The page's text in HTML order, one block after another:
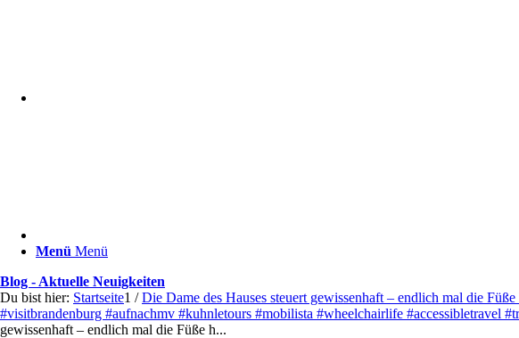
Menü Menü
Blog - Aktuelle Neuigkeiten
Du bist hier: Startseite1 / Die Dame des Hauses steuert gewissenhaft – endlich mal die
#visitbrandenburg #aufnachmv #kuhnletours #mobilista #wheelchairlife #accessibletravel
gewissenhaft – endlich mal die Füße h...